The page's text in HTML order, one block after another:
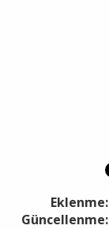
Eklenme:
Güncellenme: